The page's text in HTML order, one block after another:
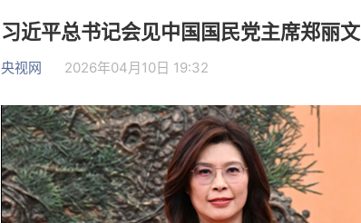
习近平总书记会见中国国民党主席郑丽文
央视网 2026年04月10日 19:32